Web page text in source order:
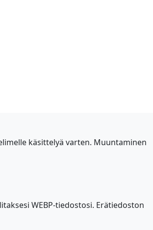
käsittelyä varten. Muuntaminen
WEBP-tiedostosi. Erätiedoston